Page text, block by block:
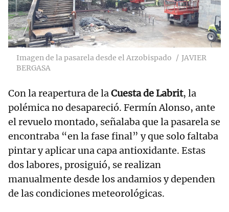
Imagen de la pasarela desde el Arzobispado
JAVIER
BERGASA
Con la reapertura de laCuesta de Labrit, la
polémica no desapareció. Fermín Alonso, ante
el revuelo montado, señalaba que la pasarela se
encontraba “en la fase final” y que solo faltaba
pintar y aplicar una capa antioxidante. Estas
dos labores, prosiguió, se realizan
manualmente desde los andamios y dependen
de las condiciones meteorológicas.